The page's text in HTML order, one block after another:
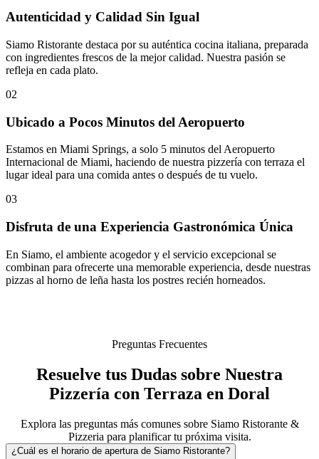
Autenticidad y Calidad Sin Igual
Siamo Ristorante destaca por su auténtica cocina italiana, preparada
con ingredientes frescos de la mejor calidad. Nuestra pasión se
refleja en cada plato.
02
Ubicado a Pocos Minutos del Aeropuerto
Estamos en Miami Springs, a solo 5 minutos del Aeropuerto
Internacional de Miami, haciendo de nuestra pizzería con terraza el
lugar ideal para una comida antes o después de tu vuelo.
03
Disfruta de una Experiencia Gastronómica Única
En Siamo, el ambiente acogedor y el servicio excepcional se
combinan para ofrecerte una memorable experiencia, desde nuestras
pizzas al horno de leña hasta los postres recién horneados.
Preguntas Frecuentes
Resuelve tus Dudas sobre Nuestra
Pizzería con Terraza en Doral
Explora las preguntas más comunes sobre Siamo Ristorante &
Pizzeria para planificar tu próxima visita.
¿Cuál es el horario de apertura de Siamo Ristorante?